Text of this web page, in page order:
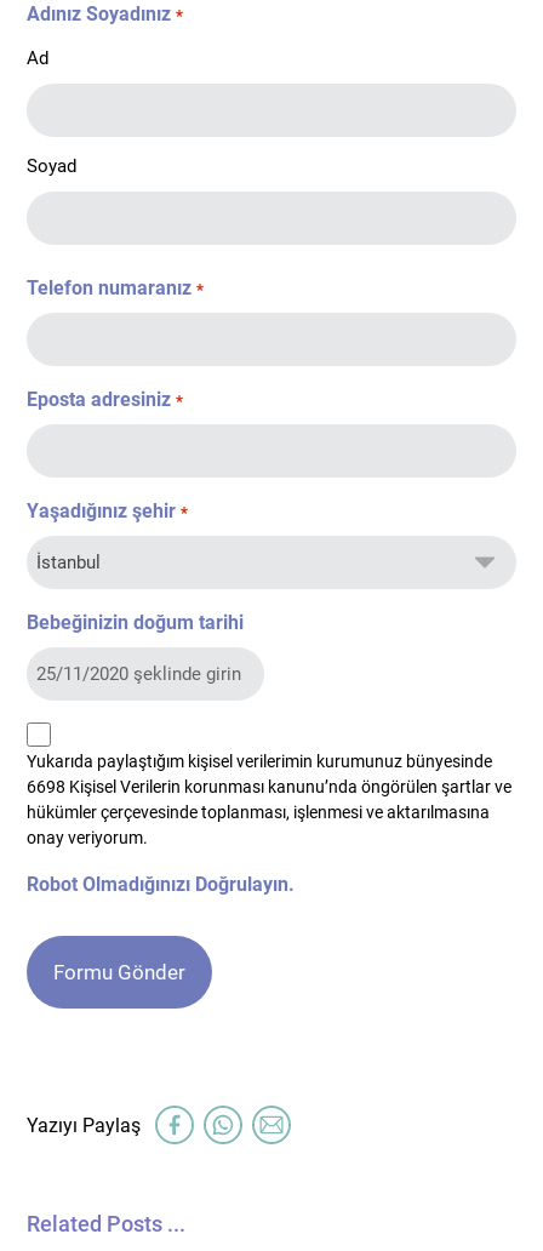
Adınız Soyadınız *
Ad
Soyad
Telefon numaranız *
Eposta adresiniz *
Yaşadığınız şehir *
Bebeğinizin doğum tarihi
kvkk
*
Yukarıda paylaştığım kişisel verilerimin kurumunuz bünyesinde
6698 Kişisel Verilerin korunması kanunu’nda öngörülen şartlar ve
hükümler çerçevesinde toplanması, işlenmesi ve aktarılmasına
onay veriyorum.
Robot Olmadığınızı Doğrulayın.
Related Posts ...